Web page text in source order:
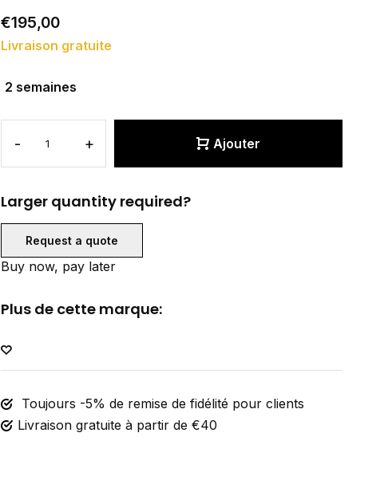
€195,00
Livraison gratuite
2 semaines
- + Ajouter
Larger quantity required?
Request a quote
Buy now, pay later
Plus de cette marque:
Toujours -5% de remise de fidélité pour clients
Livraison gratuite à partir de €40